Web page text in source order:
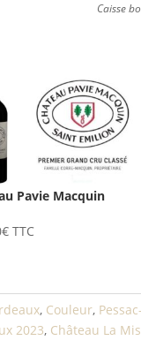
Caisse
Pavie Macquin
€ TTC
, Couleur,
2023, Château La